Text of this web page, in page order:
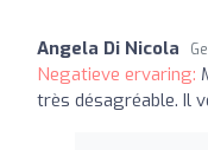
Angela Di Nicola
Negatieve ervaring:
très désagréable. Il